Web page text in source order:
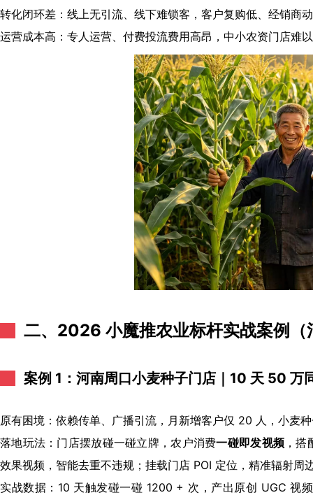
转化闭环差：线上无引流、线下难锁客，客户复购低、经销商
运营成本高：专人运营、付费投流费用高昂，中小农资门店难
二、2026 小魔推农业标杆实战案例（
案例 1：河南周口小麦种子门店｜10 天 50 万
原有困境：依赖传单、广播引流，月新增客户仅 20 人，小麦
落地玩法：门店摆放碰一碰立牌，农户消费一碰即发视频 ，
效果视频，智能去重不违规；挂载门店 POI 定位，精准辐射周
实战数据：10 天触发碰一碰 1200 + 次，产出原创 UGC